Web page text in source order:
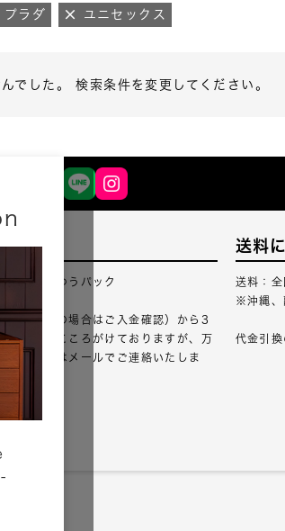
プラダ ユニセックス
でした。 検索条件を変更してください。
いて
川急便・ゆうパック
銀行振込の場合はご入金確認）から3
ご出荷をこころがけておりますが、万
れる場合はメールでご連絡いたしま
ら
送料
送料：
※沖縄、
代金引換